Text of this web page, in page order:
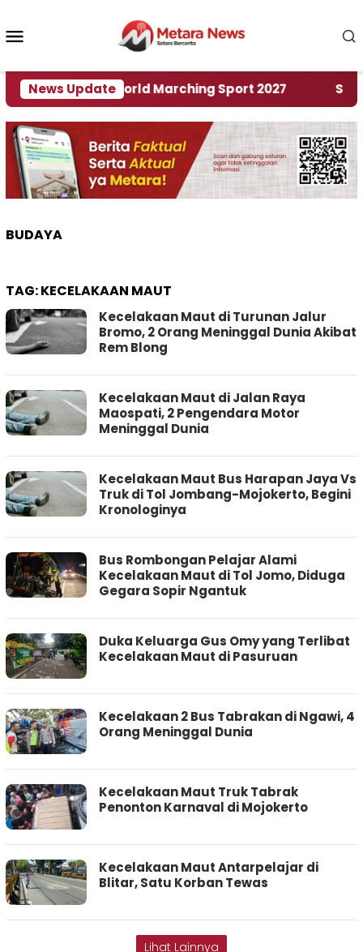
konten
News Update
Rumah World Marching Sport 2027 ‎Soal
BUDAYA
TAG:KECELAKAAN MAUT
Kecelakaan Maut di Turunan Jalur
Bromo, 2 Orang Meninggal Dunia Akibat
Rem Blong
Kecelakaan Maut di Jalan Raya
Maospati, 2 Pengendara Motor
Meninggal Dunia
Kecelakaan Maut Bus Harapan Jaya Vs
Truk di Tol Jombang-Mojokerto, Begini
Kronologinya
Bus Rombongan Pelajar Alami
Kecelakaan Maut di Tol Jomo, Diduga
Gegara Sopir Ngantuk
Duka Keluarga Gus Omy yang Terlibat
Kecelakaan Maut di Pasuruan
Kecelakaan 2 Bus Tabrakan di Ngawi, 4
Orang Meninggal Dunia
Kecelakaan Maut Truk Tabrak
Penonton Karnaval di Mojokerto
Kecelakaan Maut Antarpelajar di
Blitar, Satu Korban Tewas
Lihat Lainnya